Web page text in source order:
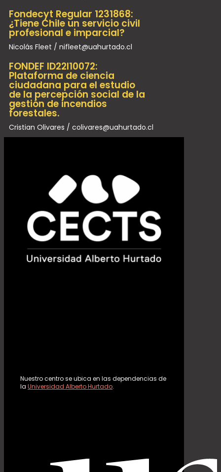
Fondecyt Regular 1231868:
¿Tiene Chile un servicio civil
profesional e imparcial?
Nicolás Fleet / nifleet@uahurtado.cl
FONDEF ID22I10072:
Plataforma de ciencia
ciudadana para el estudio
de la percepción social de la
gestión de incendios
forestales.
Cristian Olivares / colivares@uahurtado.cl
Nuestro centro se ubica en las dependencias de
la Universidad Alberto Hurtado.